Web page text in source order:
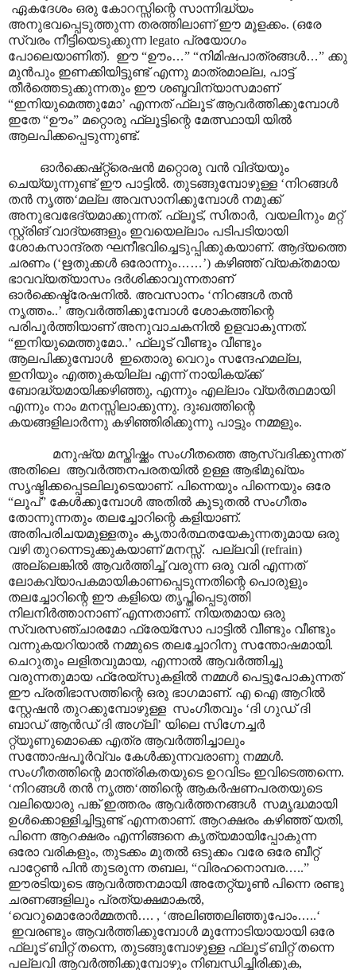
ഏകദേശം ഒരു കോറസ്സിന്റെ സാന്നിദ്ധ്യം
അനുഭവപ്പെടുത്തുന്ന തരത്തിലാണ് ഈ മൂളക്കം. (ഒരേ
സ്വരം നീട്ടിയെടുക്കുന്ന legato പ്രയോഗം
പോലെയാണിത്). ഈ “ഊം…” “നിമിഷപാത്രങ്ങൾ…” ക്കു
മുൻപും ഇണക്കിയിട്ടുണ്ട് എന്നു മാത്രമാല്ല, പാട്ട്
തീർത്തെടുക്കുന്നതും ഈ ശബ്ദവിന്യാസമാണ്
“ഇനിയുമെത്തുമോ’ എന്നത് ഫ്ലൂട് ആവർത്തിക്കുമ്പോൾ
ഇതേ “ഊം” മറ്റൊരു ഫ്ലൂട്ടിന്റെ മേത്സ്ഥായി യിൽ
ആലപിക്കപ്പെടുന്നുണ്ട്.
ഓർക്കെഷ്റ്റ്രെഷൻ മറ്റൊരു വൻ വിദ്യയും
ചെയ്യുന്നുണ്ട് ഈ പാട്ടിൽ. തുടങ്ങുമ്പോഴുള്ള ‘നിറങ്ങൾ
തൻ നൃത്ത‘മല്ല അവസാനിക്കുമ്പോൾ നമുക്ക്
അനുഭവഭേദ്യമാക്കുന്നത്. ഫ്ലൂട്, സിതാർ, വയലിനും മറ്റ്
സ്റ്റ്രിങ് വാദ്യങ്ങളും ഇവയെല്ലാം പടിപടിയായി
ശോകസാന്ദ്രത ഘനീഭവിച്ചെടുപ്പിക്കുകയാണ്. ആദ്യത്തെ
ചരണം (‘ഋതുക്കൾ ഒരോന്നും……’) കഴിഞ്ഞ് വ്യക്തമായ
ഭാവവ്യത്യാസം ദർശിക്കാവുന്നതാണ്
ഓർക്കെഷ്ട്രേഷനിൽ. അവസാനം ‘നിറങ്ങൾ തൻ
നൃത്തം..’ ആവർത്തിക്കുമ്പോൾ ശോകത്തിന്റെ
പരിപൂർത്തിയാണ് അനുവാചകനിൽ ഉളവാകുന്നത്.
“ഇനിയുമെത്തുമോ..’ ഫ്ലൂട് വീണ്ടും വീണ്ടും
ആലപിക്കുമ്പോൾ ഇതൊരു വെറും സന്ദേഹമല്ല,
ഇനിയും എത്തുകയില്ല എന്ന് നായികയ്ക്ക്
ബോദ്ധ്യമായിക്കഴിഞ്ഞു, എന്നും എല്ലാം വ്യർത്ഥമായി
എന്നും നാം മനസ്സിലാക്കുന്നു. ദുഃഖത്തിന്റെ
കയങ്ങളിലാർന്നു കഴിഞ്ഞിരിക്കുന്നു പാട്ടും നമ്മളും.
മനുഷ്യ മസ്തിഷ്ക്കം സംഗീതത്തെ ആസ്വദിക്കുന്നത്
അതിലെ ആവർത്തനപരതയിൽ ഉള്ള ആഭിമുഖ്യം
സൃഷ്ടിക്കപ്പെടലിലൂടെയാണ്. പിന്നെയും പിന്നെയും ഒരേ
“ലൂപ്” കേൾക്കുമ്പോൾ അതിൽ കൂടുതൽ സംഗീതം
തോന്നുന്നതും തലച്ചോറിന്റെ കളിയാണ്.
അതിപരിചയമുള്ളതും കൃതാർത്ഥതയേകുന്നതുമായ ഒരു
വഴി തുറന്നെടുക്കുകയാണ് മനസ്സ്. പല്ലവി (refrain)
അല്ലെങ്കിൽ ആവർത്തിച്ച് വരുന്ന ഒരു വരി എന്നത്
ലോകവ്യാപകമായികാണപ്പെടുന്നതിന്റെ പൊരുളും
തലച്ചോറിന്റെ ഈ കളിയെ തൃപ്തിപ്പെടുത്തി
നിലനിർത്താനാണ് എന്നതാണ്. നിയതമായ ഒരു
സ്വരസഞ്ചാരമോ ഫ്രേയ്സോ പാട്ടിൽ വീണ്ടും വീണ്ടും
വന്നുകയറിയാൽ നമ്മുടെ തലച്ചോറിനു സന്തോഷമായി.
ചെറുതും ലളിതവുമായ, എന്നാൽ ആവർത്തിച്ചു
വരുന്നതുമായ ഫ്രേയ്സുകളിൽ നമ്മൾ പെട്ടുപോകുന്നത്
ഈ പ്രതിഭാസത്തിന്റെ ഒരു ഭാഗമാണ്. എ ഐ ആറിൽ
സ്റ്റേഷൻ തുറക്കുമ്പോഴുള്ള സംഗീതവും ‘ദി ഗുഡ് ദി
ബാഡ് ആൻഡ് ദി അഗ്ലി’ യിലെ സിഗ്നേച്ചർ
റ്റ്യൂണുമൊക്കെ എത്ര ആവർത്തിച്ചാലും
സന്തോഷപൂർവ്വം കേൾക്കുന്നവരാണു നമ്മൾ.
സംഗീതത്തിന്റെ മാന്ത്രികതയുടെ ഉറവിടം ഇവിടെത്തന്നെ.
‘നിറങ്ങൾ തൻ നൃത്ത‘ത്തിന്റെ ആകർഷണപരതയുടെ
വലിയൊരു പങ്ക് ഇത്തരം ആവർത്തനങ്ങൾ സമൃദ്ധമായി
ഉൾക്കൊള്ളിച്ചിട്ടുണ്ട് എന്നതാണ്. ആറക്ഷരം കഴിഞ്ഞ് യതി,
പിന്നെ ആറക്ഷരം എന്നിങ്ങനെ കൃത്യമായിപ്പോകുന്ന
ഒരോ വരികളും, തുടക്കം മുതൽ ഒടുക്കം വരേ ഒരേ ബീറ്റ്
പാറ്റേൺ പിൻ തുടരുന്ന തബല, “വിരഹനൊമ്പര…..”
ഈരടിയുടെ ആവർത്തനമായി അതേറ്റ്യൂൺ പിന്നെ രണ്ടു
ചരണങ്ങളിലും പ്രത്യക്ഷമാകൽ,
‘വെറുമൊരോർമ്മതൻ…. , ‘അലിഞ്ഞലിഞ്ഞുപോം…..‘
ഇവരണ്ടും ആവർത്തിക്കുമ്പോൾ മുന്നോടിയായായി ഒരേ
ഫ്ലൂട് ബിറ്റ് തന്നെ, തുടങ്ങുമ്പോഴുള്ള ഫ്ലൂട് ബിറ്റ് തന്നെ
പല്ലവി ആവർത്തിക്കുമ്പോഴും നിബന്ധിച്ചിരിക്കുക,